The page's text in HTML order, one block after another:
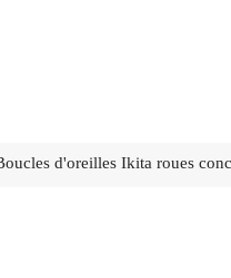
d'oreilles Ikita roues